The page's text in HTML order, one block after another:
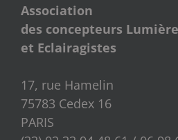
Association
des concepteurs Lumière
et Eclairagistes
17, rue Hamelin
75783 Cedex 16
PARIS